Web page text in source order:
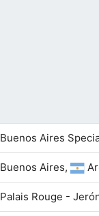
Buenos Aires
Buenos Aires,
Palais Rouge -